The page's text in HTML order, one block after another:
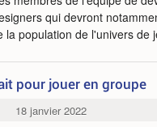
qui devront
population de l'univers de
pour jouer en groupe
18 janvier 2022